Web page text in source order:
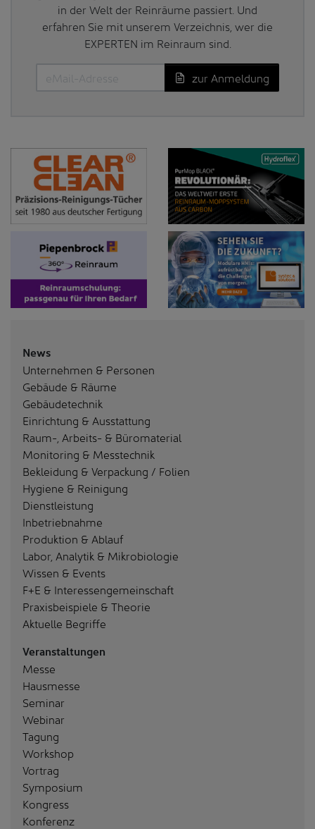
in der Welt der Reinräume passiert. Und
erfahren Sie mit unserem Verzeichnis, wer die
EXPERTEN im Reinraum sind.
zur Anmeldung
News
Unternehmen & Personen
Gebäude & Räume
Gebäudetechnik
Einrichtung & Ausstattung
Raum-, Arbeits- & Büromaterial
Monitoring & Messtechnik
Bekleidung & Verpackung / Folien
Hygiene & Reinigung
Dienstleistung
Inbetriebnahme
Produktion & Ablauf
Labor, Analytik & Mikrobiologie
Wissen & Events
F+E & Interessengemeinschaft
Praxisbeispiele & Theorie
Aktuelle Begriffe
Veranstaltungen
Messe
Hausmesse
Seminar
Webinar
Tagung
Workshop
Vortrag
Symposium
Kongress
Konferenz